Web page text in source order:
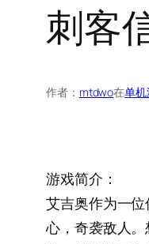
刺客
作者： mtdwo在单
游戏简介：
艾吉奥作为一
心，奇袭敌人